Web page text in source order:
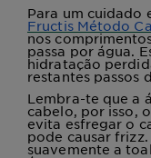
Para um cuidado
Fructis Método
nos
passa por água.
hidratação
restantes passos
Lembra-te que a
cabelo, por isso,
evita esfregar o
pode causar
suavemente a